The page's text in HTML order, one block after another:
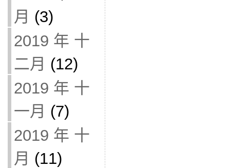
月 (3)
2019 年 十
二月 (12)
2019 年 十
一月 (7)
2019 年 十
月 (11)